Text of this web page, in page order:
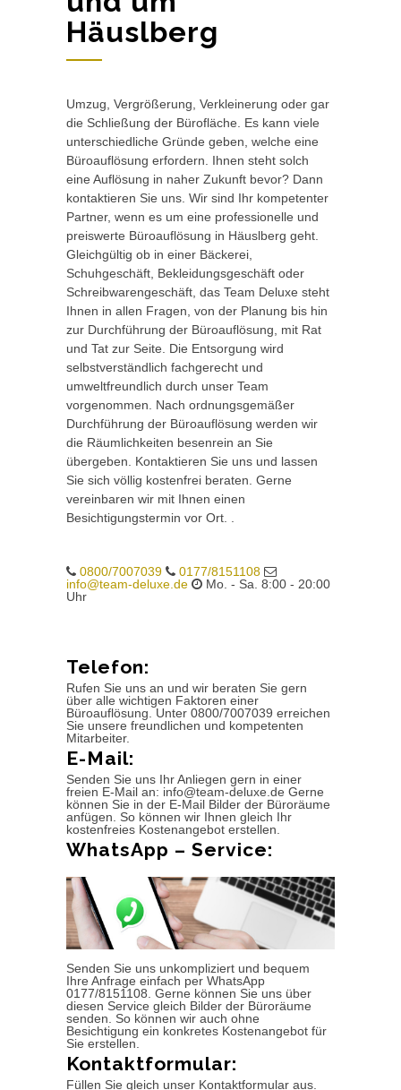
Häuslberg
Umzug, Vergrößerung, Verkleinerung oder gar
die Schließung der Bürofläche. Es kann viele
unterschiedliche Gründe geben, welche eine
Büroauflösung erfordern. Ihnen steht solch
eine Auflösung in naher Zukunft bevor? Dann
kontaktieren Sie uns. Wir sind Ihr kompetenter
Partner, wenn es um eine professionelle und
preiswerte Büroauflösung in Häuslberg geht.
Gleichgültig ob in einer Bäckerei,
Schuhgeschäft, Bekleidungsgeschäft oder
Schreibwarengeschäft, das Team Deluxe steht
Ihnen in allen Fragen, von der Planung bis hin
zur Durchführung der Büroauflösung, mit Rat
und Tat zur Seite. Die Entsorgung wird
selbstverständlich fachgerecht und
umweltfreundlich durch unser Team
vorgenommen. Nach ordnungsgemäßer
Durchführung der Büroauflösung werden wir
die Räumlichkeiten besenrein an Sie
übergeben. Kontaktieren Sie uns und lassen
Sie sich völlig kostenfrei beraten. Gerne
vereinbaren wir mit Ihnen einen
Besichtigungstermin vor Ort. .
0800/7007039
0177/8151108
info@team-deluxe.de
Mo. - Sa. 8:00 - 20:00
Uhr
Telefon:
Rufen Sie uns an und wir beraten Sie gern
über alle wichtigen Faktoren einer
Büroauflösung. Unter 0800/7007039 erreichen
Sie unsere freundlichen und kompetenten
Mitarbeiter.
E-Mail:
Senden Sie uns Ihr Anliegen gern in einer
freien E-Mail an: info@team-deluxe.de Gerne
können Sie in der E-Mail Bilder der Büroräume
anfügen. So können wir Ihnen gleich Ihr
kostenfreies Kostenangebot erstellen.
WhatsApp – Service:
Senden Sie uns unkompliziert und bequem
Ihre Anfrage einfach per WhatsApp
0177/8151108. Gerne können Sie uns über
diesen Service gleich Bilder der Büroräume
senden. So können wir auch ohne
Besichtigung ein konkretes Kostenangebot für
Sie erstellen.
Kontaktformular:
Füllen Sie gleich unser Kontaktformular aus.